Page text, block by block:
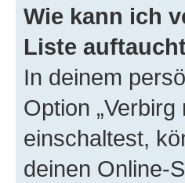
Wie kann ich
Liste
In deinem
Option
einschaltest,
deinen Online-